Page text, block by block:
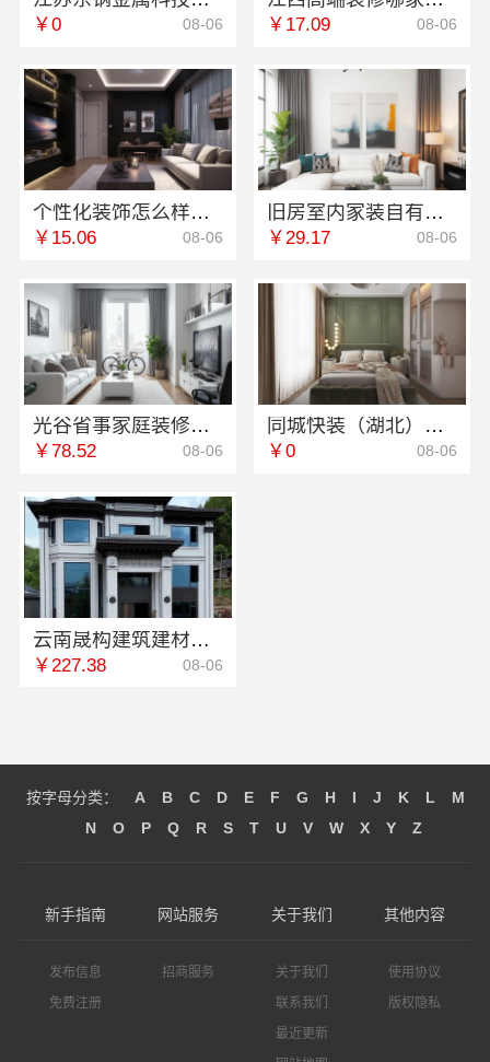
￥0 08-06 ￥17.09 08-06
个性化装饰怎么样？南京市创亿讯环保全包让家装更简单
￥15.06 08-06
旧房室内家装自有工厂落地——福建尚艺空间新材料科技有限公司
￥29.17 08-06
光谷省事家庭装修婚房，本地快装（湖北）科技有限公司
￥78.52 08-06
同城快装（湖北）科技有限公司：急装家装报价省心透明
￥0 08-06
云南晟构建筑建材有限公司抗风抗震重钢别墅推荐，坚固守护
￥227.38 08-06
按字母分类： A B C D E F G H I J K L
M
N
O P Q R S T U V W X Y Z
新手指南
发布信息
免费注册
网站服务
招商服务
关于我们
关于我们
联系我们
最近更新
其他内容
使用协议
版权隐私